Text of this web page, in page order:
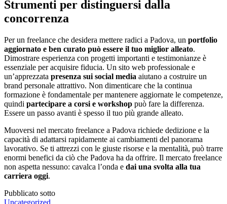
Strumenti per distinguersi dalla
concorrenza
Per un freelance che desidera mettere radici a Padova, un portfolio
aggiornato e ben curato può essere il tuo miglior alleato.
Dimostrare esperienza con progetti importanti e testimonianze è
essenziale per acquisire fiducia. Un sito web professionale e
un’apprezzata presenza sui social media aiutano a costruire un
brand personale attrattivo. Non dimenticare che la continua
formazione è fondamentale per mantenere aggiornate le competenze,
quindi partecipare a corsi e workshop può fare la differenza.
Essere un passo avanti è spesso il tuo più grande alleato.
Muoversi nel mercato freelance a Padova richiede dedizione e la
capacità di adattarsi rapidamente ai cambiamenti del panorama
lavorativo. Se ti attrezzi con le giuste risorse e la mentalità, può trarre
enormi benefici da ciò che Padova ha da offrire. Il mercato freelance
non aspetta nessuno: cavalca l’onda e dai una svolta alla tua
carriera oggi.
Pubblicato sotto